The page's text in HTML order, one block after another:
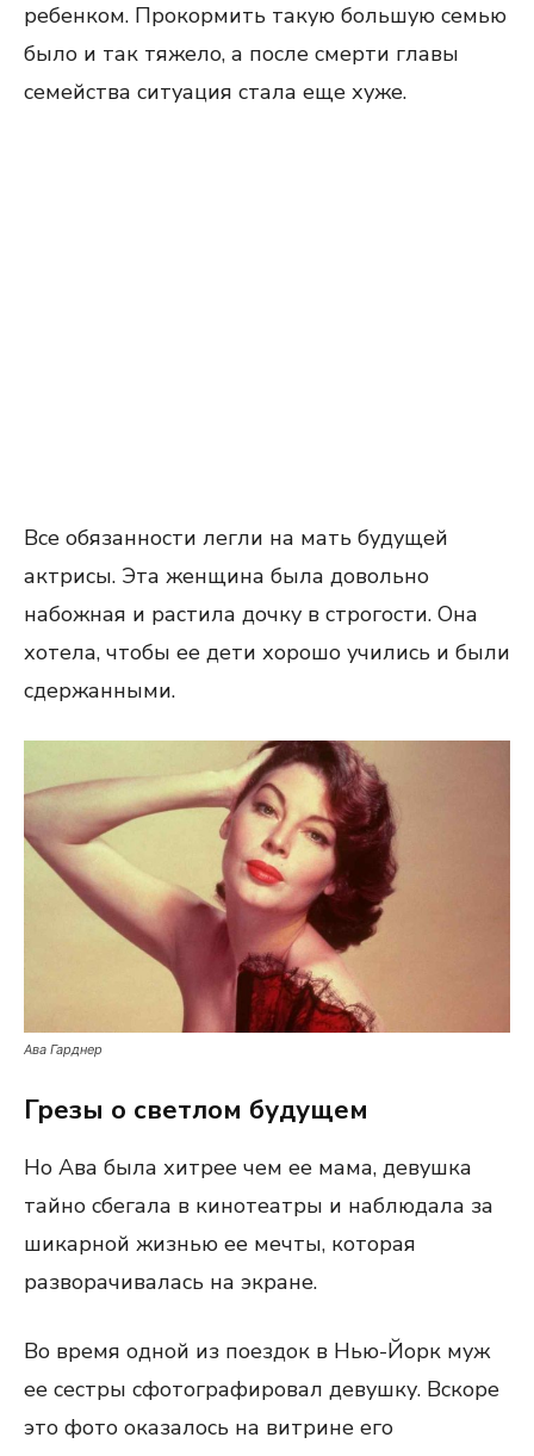
ребенком. Прокормить такую большую семью
было и так тяжело, а после смерти главы
семейства ситуация стала еще хуже.
Все обязанности легли на мать будущей
актрисы. Эта женщина была довольно
набожная и растила дочку в строгости. Она
хотела, чтобы ее дети хорошо учились и были
сдержанными.
Ава Гарднер
Грезы о светлом будущем
Но Ава была хитрее чем ее мама, девушка
тайно сбегала в кинотеатры и наблюдала за
шикарной жизнью ее мечты, которая
разворачивалась на экране.
Во время одной из поездок в Нью-Йорк муж
ее сестры сфотографировал девушку. Вскоре
это фото оказалось на витрине его